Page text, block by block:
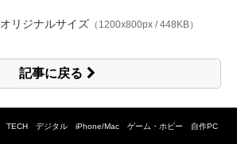
オリジナルサイズ （1200x800px / 448KB）
記事に戻る
TECH デジタル iPhone/Mac ゲーム・ホビー 自作PC